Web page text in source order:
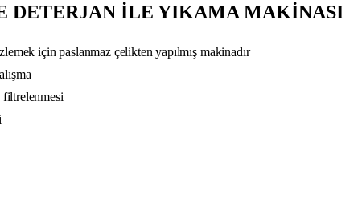
DETERJAN İLE YIKAMA MAKİNASI
için paslanmaz çelikten yapılmış makinadır
filtrelenmesi